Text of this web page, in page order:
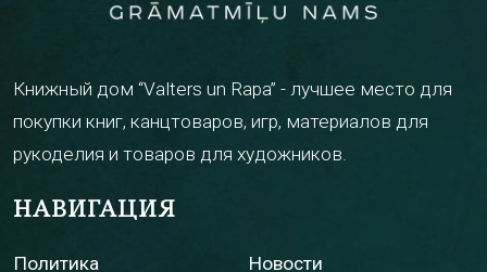
Книжный дом “Valters un Rapa” - лучшее место для
покупки книг, канцтоваров, игр, материалов для
рукоделия и товаров для художников.
НАВИГАЦИЯ
Политика
Новости